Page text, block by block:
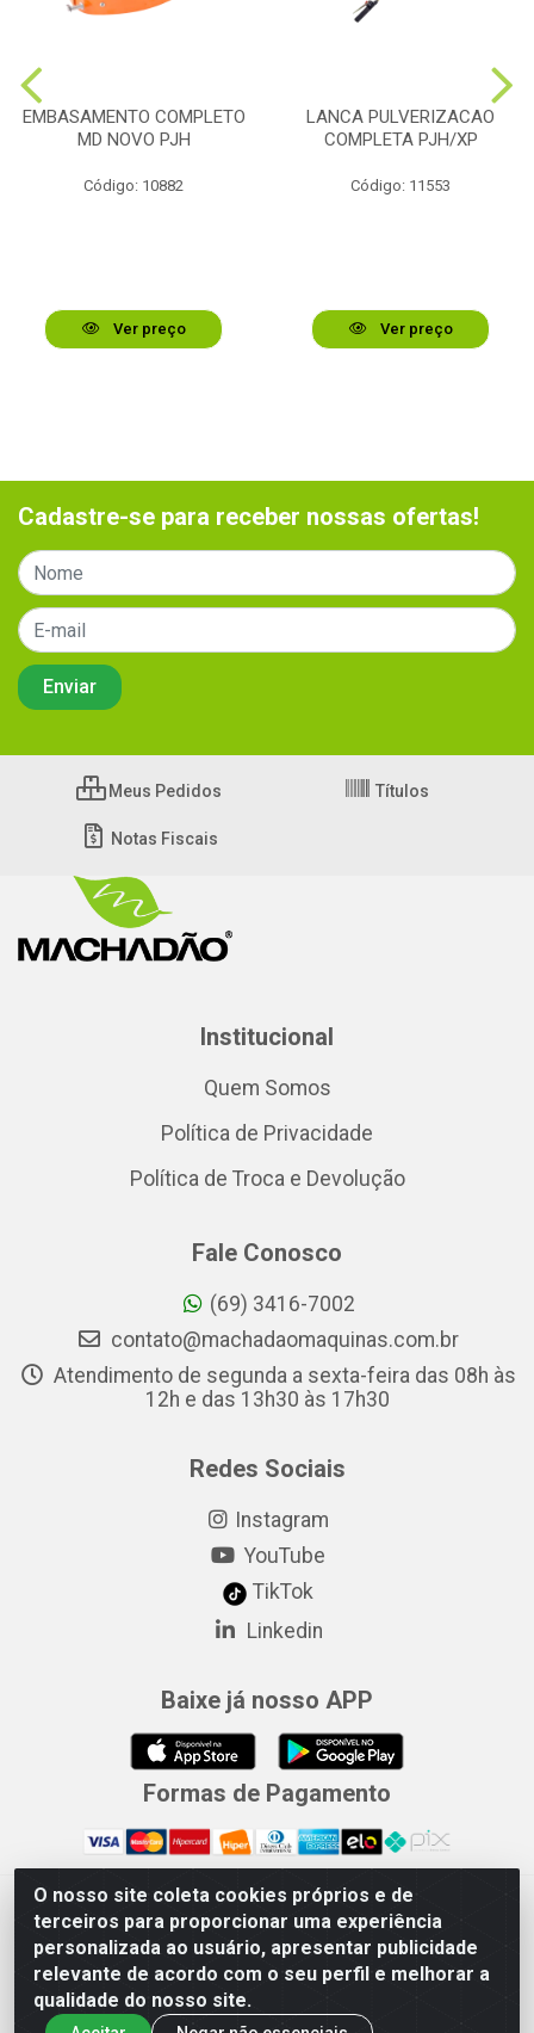
EMBASAMENTO COMPLETO
MD NOVO PJH
Código: 10882
Ver preço
LANCA PULVERIZACAO
COMPLETA PJH/XP
Código: 11553
Ver preço
O nosso site coleta cookies próprios e de
terceiros para proporcionar uma experiência
personalizada ao usuário, apresentar publicidade
relevante de acordo com o seu perfil e melhorar a
qualidade do nosso site.
Cadastre-se para receber nossas ofertas!
Meus Pedidos Títulos
Notas Fiscais
Institucional
Quem Somos
Política de Privacidade
Política de Troca e Devolução
Fale Conosco
(69) 3416-7002
contato@machadaomaquinas.com.br
Atendimento de segunda a sexta-feira das 08h às
12h e das 13h30 às 17h30
Redes Sociais
Instagram
YouTube
TikTok
Linkedin
Baixe já nosso APP
Formas de Pagamento
Merconorte Distribuidora de Ferragens Ltda - Avenida Marechal
Rondon, 1571 - Centro, Ji-Paraná/RO - CEP 76.900-121 - CNPJ
10.779.165/000167